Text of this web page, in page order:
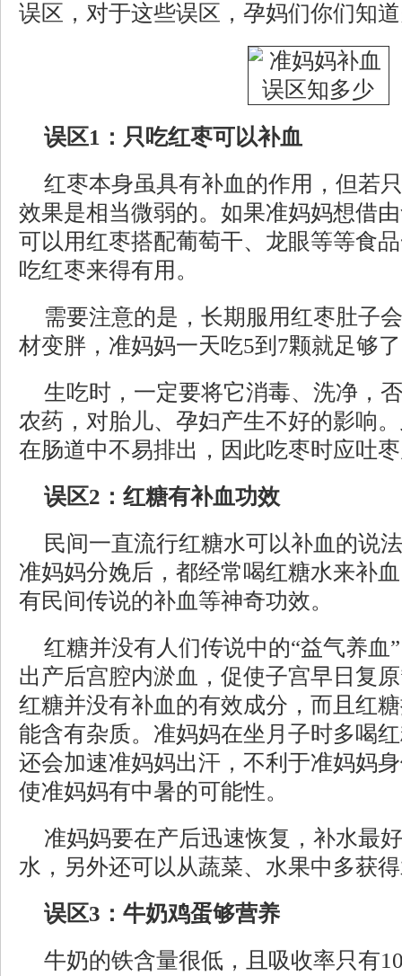
误区，对于这些误区，孕妈们你们知
误区1：只吃红枣可以补血
红枣本身虽具有补血的作用，但若
效果是相当微弱的。如果准妈妈想借
可以用红枣搭配葡萄干、龙眼等等食
吃红枣来得有用。
需要注意的是，长期服用红枣肚子
材变胖，准妈妈一天吃5到7颗就足够
生吃时，一定要将它消毒、洗净，
农药，对胎儿、孕妇产生不好的影响
在肠道中不易排出，因此吃枣时应吐
误区2：红糖有补血功效
民间一直流行红糖水可以补血的说
准妈妈分娩后，都经常喝红糖水来补
有民间传说的补血等神奇功效。
红糖并没有人们传说中的“益气养血
出产后宫腔内淤血，促使子宫早日复
红糖并没有补血的有效成分，而且红
能含有杂质。准妈妈在坐月子时多喝
还会加速准妈妈出汗，不利于准妈妈
使准妈妈有中暑的可能性。
准妈妈要在产后迅速恢复，补水最
水，另外还可以从蔬菜、水果中多获
误区3：牛奶鸡蛋够营养
牛奶的铁含量很低，且吸收率只有